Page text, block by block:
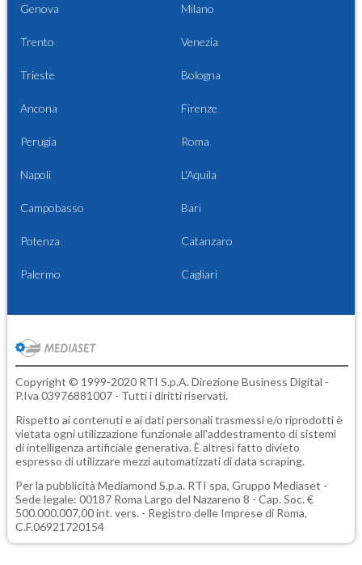
Genova Milano
Trento Venezia
Trieste Bologna
Ancona Firenze
Perugia Roma
Napoli L'Aquila
Campobasso Bari
Potenza Catanzaro
Palermo Cagliari
Copyright © 1999-2020 RTI S.p.A. Direzione Business Digital -
P.Iva 03976881007 - Tutti i diritti riservati.
Rispetto ai contenuti e ai dati personali trasmessi e/o riprodotti è
vietata ogni utilizzazione funzionale all'addestramento di sistemi
di intelligenza artificiale generativa. È altresì fatto divieto
espresso di utilizzare mezzi automatizzati di data scraping.
Per la pubblicità Mediamond S.p.a. RTI spa, Gruppo Mediaset -
Sede legale: 00187 Roma Largo del Nazareno 8 - Cap. Soc. €
500.000.007,00 int. vers. - Registro delle Imprese di Roma,
C.F.06921720154